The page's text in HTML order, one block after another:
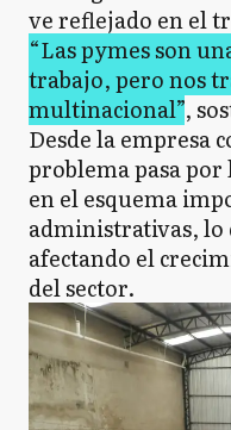
ve reflejado en el
“Las pymes son
trabajo, pero nos
multinacional”,
Desde la empresa
problema pasa
en el esquema
administrativas,
afectando el
del sector.